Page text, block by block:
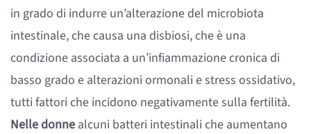
in grado di indurre un’alterazione del microbiota
intestinale, che causa una disbiosi, che è una
condizione associata a un’infiammazione cronica di
basso grado e alterazioni ormonali e stress ossidativo,
tutti fattori che incidono negativamente sulla fertilità.
Nelle donne alcuni batteri intestinali che aumentano